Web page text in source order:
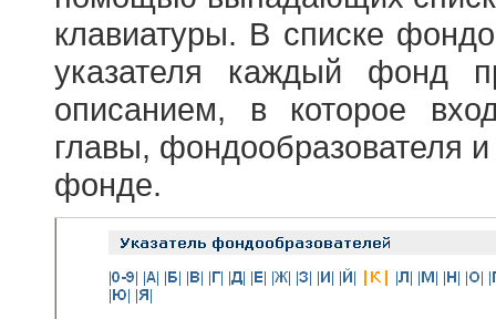
клавиатуры. В списке
указателя каждый фонд
описанием, в которое
главы, фондообразователя
фонде.